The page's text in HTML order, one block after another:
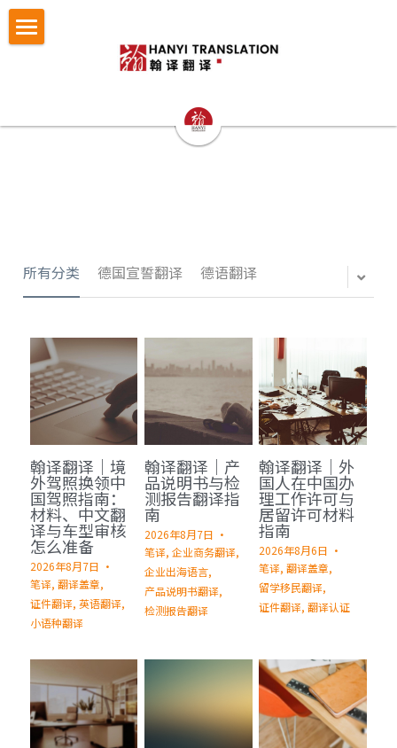
企业商务翻译
医学病历翻译
口译同传
NZTA 认证翻译
德国宣誓翻译
驾照翻译
身份证户口本
银行流水
出生证结婚证
无犯罪记录证明
病历处方笺
在职证明与工作证明翻译
商务合同公司章程
法律翻译案例
留学移民翻译案例
企业商务与出海案例
医学病历翻译案例
口译同传案例
办事指南
证件翻译指南
留学移民材料指南
企业商务与出海指南
医学病历翻译指南
口译同传指南
翻译盖章与交付指南
英语翻译
法语西班牙语翻译意大利语翻译
日语翻译韩语翻译
俄语翻译波兰语翻译
泰语老挝语等小语种
关于翰译
公司介绍
城市服务
成都翻译服务
西安翻译服务
重庆翻译服务
深圳翻译服务
翻译资质
合作客户
发送文件获取报价
所有分类 德国宣誓翻译 德语翻译
翰译翻译｜境
外驾照换领中
国驾照指南：
材料、中文翻
译与车型审核
怎么准备
2026年8月7日 ·
笔译, 翻译盖章,
证件翻译, 英语翻译,
小语种翻译
翰译翻译｜产
品说明书与检
测报告翻译指
南
2026年8月7日 ·
笔译, 企业商务翻译,
企业出海语言,
产品说明书翻译,
检测报告翻译
翰译翻译｜外
国人在中国办
理工作许可与
居留许可材料
指南
2026年8月6日 ·
笔译, 翻译盖章,
留学移民翻译,
证件翻译, 翻译认证
笔译
西安翻译公司
成都翻译公司
商务口译
深圳翻译公司
翻译盖章
翻译认证
医学翻译
法律翻译
证件翻译
营业执照翻译